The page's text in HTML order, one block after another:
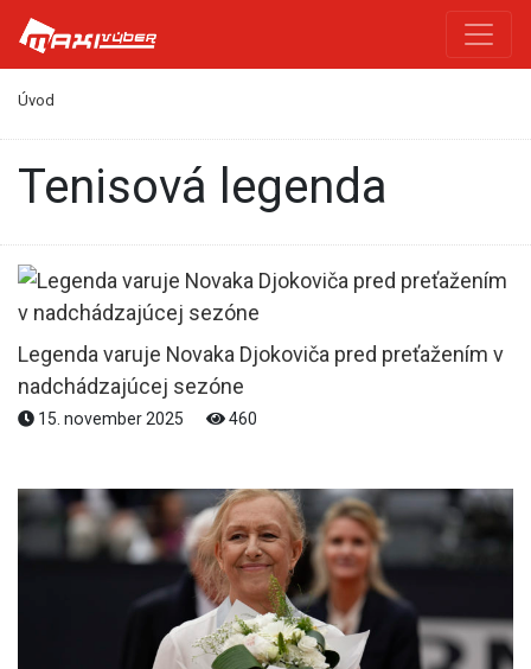
Úvod
Tenisová legenda
Legenda varuje Novaka Djokoviča pred preťažením v
nadchádzajúcej sezóne
15. november 2025 460